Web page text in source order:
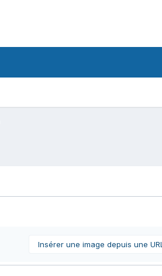
Insérer une image depuis une URL